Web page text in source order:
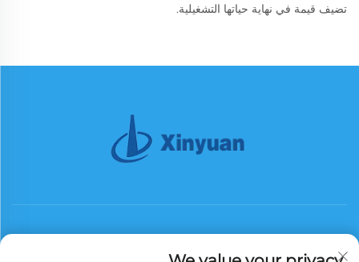
تضيف قيمة في نهاية حياتها التشغيلية.